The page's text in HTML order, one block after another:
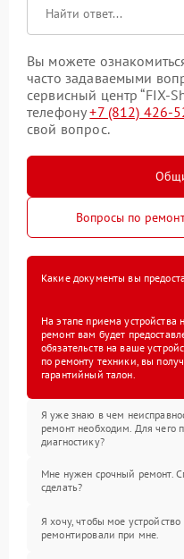
Вы можете
часто задаваемыми
сервисный центр “FIX-
телефону+7 (812) 426-
свой вопрос.
Вопросы по
Какие документы вы
На этапе приема
ремонт вам будет
обязательств на ваше
по ремонту техники, вы
гарантийный талон.
Я уже знаю в чем
ремонт необходим. Для чего
диагностику?
Мне нужен срочный ремонт.
сделать?
Я хочу, чтобы мое устройство
ремонтировали при мне.